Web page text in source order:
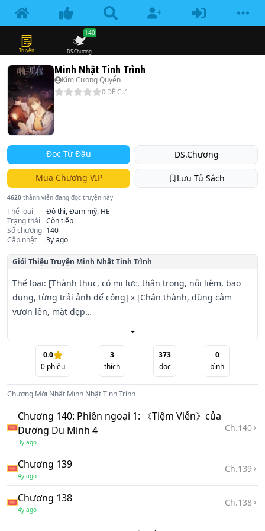
Truyện DS.Chương
140
Minh Nhật Tinh Trình
Kim Cương Quyển
0 ĐỀ CỬ
Đọc Từ Đầu DS.Chương
Mua Chương VIP Lưu Tủ Sách
4620 thành viên đang đọc truyện này
Thể loại
Đô thị, Đam mỹ, HE
Trạng thái
Còn tiếp
Số chương 140
Cập nhật
3y ago
Giói Thiệu Truyện Minh Nhật Tinh Trình
Thể loại: [Thành thục, có mị lực, thận trọng, nội liễm, bao
dung, từng trải ảnh đế công] x [Chân thành, dũng cảm
vươn lên, mặt đẹp
phim mà nảy sinh tình yêu, có chút xót xa nhưng chủ yếu
vẫn là ngọt ngào
đến mức che ngực, HE.
Biên tập + Beta: 小仙贝
Tình trạng bản raw: Hoàn, 136 chương + 15 PN
Tình trạng bản edit: Bắt đầu lết.
Giới thiệu tóm tắt:
Từ giả thành thật???
Là tôi hay anh nhập diễn quá sâu???
0.0
0phiếu
3
thích
373
đọc
0
bình
Chương Mới Nhất Minh Nhật Tinh Trình
Chương 140: Phiên ngoại 1: 《Tiệm Viễn》của
Dương Du Minh 4
3y ago
Ch.140
Chương 139
4y ago
Ch.139
Chương 138
4y ago
Ch.138